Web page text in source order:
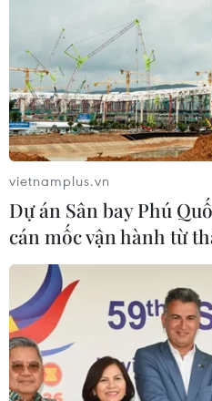
Theo dõi VietnamPlus
Đồng Nai phát hiện 7
dụng chất cấm
Thành phố Hồ Chí
thực phẩm tại các chợ
Hà Nội kiểm soát chặt
bán trú trước thềm
Đồng Nai: Phát hiện
vietnamplus.vn
Dự án Sân bay Phú
cán mốc vận hành từ